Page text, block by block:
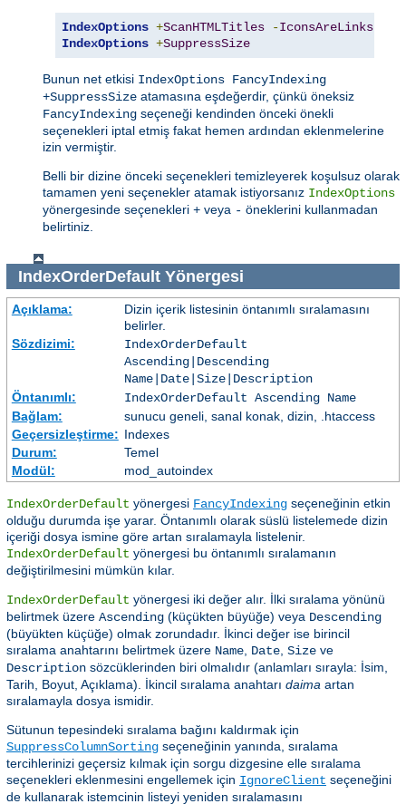
IndexOptions +ScanHTMLTitles -IconsAreLinks
IndexOptions +SuppressSize
Bunun net etkisi IndexOptions FancyIndexing
+SuppressSize atamasına eşdeğerdir, çünkü öneksiz
FancyIndexing seçeneği kendinden önceki önekli
seçenekleri iptal etmiş fakat hemen ardından eklenmelerine
izin vermiştir.
Belli bir dizine önceki seçenekleri temizleyerek koşulsuz olarak
tamamen yeni seçenekler atamak istiyorsanız IndexOptions
yönergesinde seçenekleri + veya - öneklerini kullanmadan
belirtiniz.
IndexOrderDefaultYönergesi
Açıklama:
Dizin içerik listesinin öntanımlı sıralamasını
belirler.
Sözdizimi:
IndexOrderDefault
Ascending|Descending
Name|Date|Size|Description
Öntanımlı:
IndexOrderDefault Ascending Name
Bağlam:
sunucu geneli, sanal konak, dizin, .htaccess
Geçersizleştirme: Indexes
Durum:
Temel
Modül:
mod_autoindex
IndexOrderDefault yönergesi FancyIndexing seçeneğinin etkin
olduğu durumda işe yarar. Öntanımlı olarak süslü listelemede dizin
içeriği dosya ismine göre artan sıralamayla listelenir.
IndexOrderDefault yönergesi bu öntanımlı sıralamanın
değiştirilmesini mümkün kılar.
IndexOrderDefault yönergesi iki değer alır. İlki sıralama yönünü
belirtmek üzere Ascending (küçükten büyüğe) veya Descending
(büyükten küçüğe) olmak zorundadır. İkinci değer ise birincil
sıralama anahtarını belirtmek üzere Name Date Size ve
Description sözcüklerinden biri olmalıdır (anlamları sırayla: İsim,
Tarih, Boyut, Açıklama). İkincil sıralama anahtarı daima artan
sıralamayla dosya ismidir.
Sütunun tepesindeki sıralama bağını kaldırmak için
SuppressColumnSorting seçeneğinin yanında, sıralama
tercihlerinizi geçersiz kılmak için sorgu dizgesine elle sıralama
seçenekleri eklenmesini engellemek için IgnoreClient seçeneğini
de kullanarak istemcinin listeyi yeniden sıralamasını